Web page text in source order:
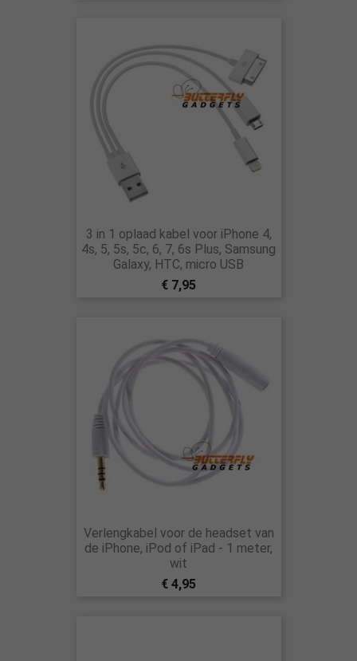
3 in 1 oplaad kabel voor iPhone 4,
4s, 5, 5s, 5c, 6, 7, 6s Plus, Samsung
Galaxy, HTC, micro USB
€ 7,95
Verlengkabel voor de headset van
de iPhone, iPod of iPad - 1 meter,
wit
€ 4,95